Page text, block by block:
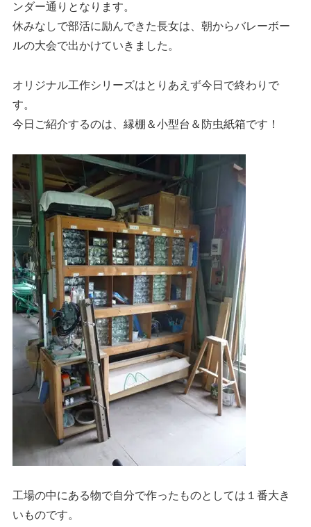
ンダー通りとなります。
休みなしで部活に励んできた長女は、朝からバレーボー
ルの大会で出かけていきました。
オリジナル工作シリーズはとりあえず今日で終わりで
す。
今日ご紹介するのは、縁棚＆小型台＆防虫紙箱です！
工場の中にある物で自分で作ったものとしては１番大き
いものです。